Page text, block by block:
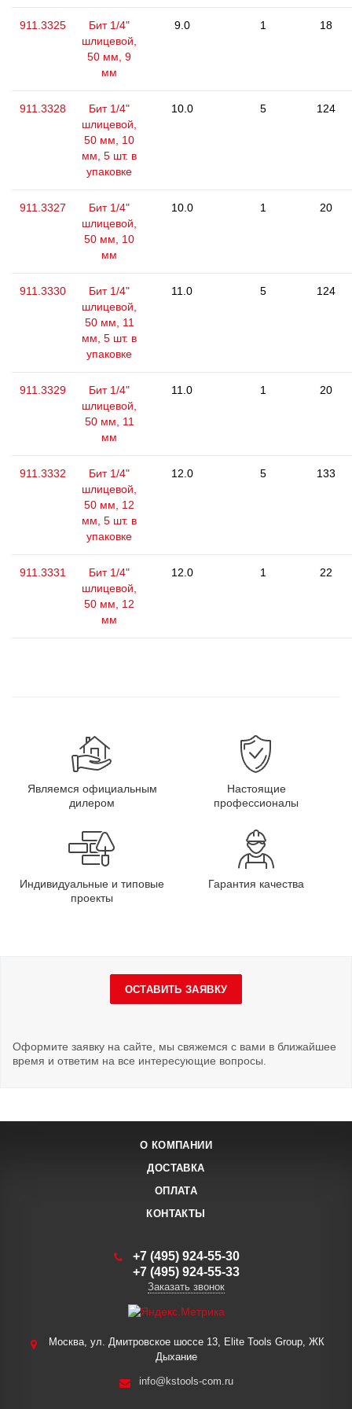
911.3325
Бит 1/4"
шлицевой,
50 мм, 9
мм
9.0 1 18
911.3328
Бит 1/4"
шлицевой,
50 мм, 10
мм, 5 шт. в
упаковке
10.0 5 124
911.3327
Бит 1/4"
шлицевой,
50 мм, 10
мм
10.0 1 20
911.3330
Бит 1/4"
шлицевой,
50 мм, 11
мм, 5 шт. в
упаковке
11.0 5 124
911.3329
Бит 1/4"
шлицевой,
50 мм, 11
мм
11.0 1 20
911.3332
Бит 1/4"
шлицевой,
50 мм, 12
мм, 5 шт. в
упаковке
12.0 5 133
911.3331
Бит 1/4"
шлицевой,
50 мм, 12
мм
12.0 1 22
Являемся официальным
дилером
Настоящие
профессионалы
Индивидуальные и типовые
проекты
Гарантия качества
ОСТАВИТЬ ЗАЯВКУ
Оформите заявку на сайте, мы свяжемся с вами в ближайшее
время и ответим на все интересующие вопросы.
О КОМПАНИИ
ДОСТАВКА
ОПЛАТА
КОНТАКТЫ
+7 (495) 924-55-30
+7 (495) 924-55-33
Заказать звонок
Москва, ул. Дмитровское шоссе 13, Elite Tools Group, ЖК
Дыхание
info@kstools-com.ru